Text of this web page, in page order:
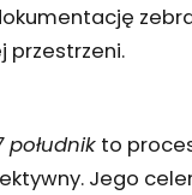
przestrzeni.
południk to
Jego